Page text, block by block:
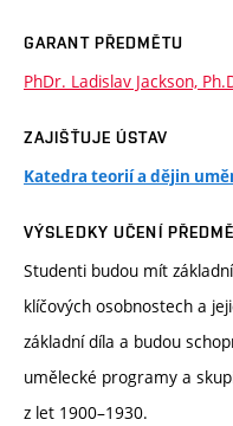
GARANT PŘEDMĚTU
PhDr. Ladislav Jackson,
ZAJIŠŤUJE ÚSTAV
Katedra teorií a dějin
VÝSLEDKY UČENÍ
Studenti budou mít
klíčových osobnostech a
základní díla a budou
umělecké programy a
z let 1900–1930.